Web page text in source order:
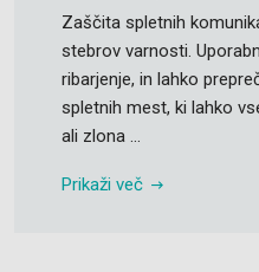
Zaščita spletnih
stebrov varnosti.
ribarjenje, in lahko
spletnih mest, ki lahko
ali zlona ...
Prikaži več